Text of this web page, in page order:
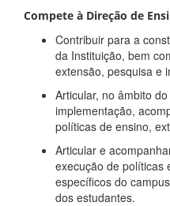
Compete à Direção de
Contribuir para a
da Instituição, bem
extensão, pesquisa e
Articular, no âmbito
implementação,
políticas de ensino,
Articular e
execução de políticas
específicos do
dos estudantes.